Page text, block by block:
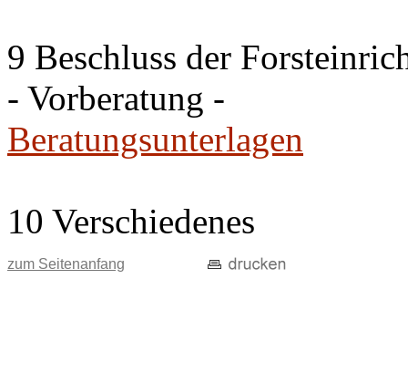
9 Beschluss der
- Vorberatung -
Beratungsunterlagen
10 Verschiedenes
zum Seitenanfang